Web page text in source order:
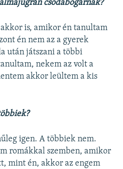
csodabogárnak?
is, amikor én tanultam
én nem az a gyerek
után játszani a többi
nekem az volt a
akkor leültem a kis
igen. A többiek nem.
romákkal szemben, amikor
mint én, akkor az engem